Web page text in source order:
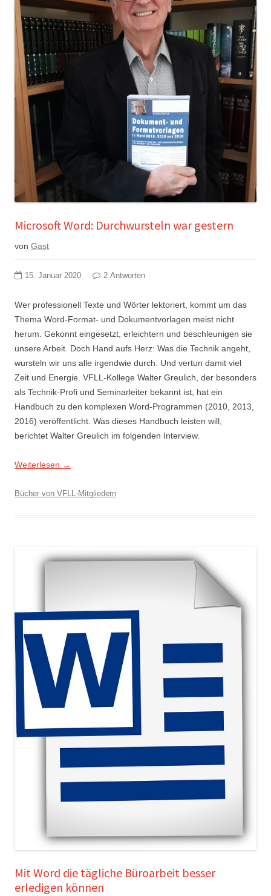
Microsoft Word: Durchwursteln war gestern
von Gast
15. Januar 2020 2 Antworten
Wer professionell Texte und Wörter lektoriert, kommt um das
Thema Word-Format- und Dokumentvorlagen meist nicht
herum. Gekonnt eingesetzt, erleichtern und beschleunigen sie
unsere Arbeit. Doch Hand aufs Herz: Was die Technik angeht,
wursteln wir uns alle irgendwie durch. Und vertun damit viel
Zeit und Energie. VFLL-Kollege Walter Greulich, der besonders
als Technik-Profi und Seminarleiter bekannt ist, hat ein
Handbuch zu den komplexen Word-Programmen (2010, 2013,
2016) veröffentlicht. Was dieses Handbuch leisten will,
berichtet Walter Greulich im folgenden Interview.
Weiterlesen →
Bücher von VFLL-Mitgliedern
Mit Word die tägliche Büroarbeit besser
erledigen können